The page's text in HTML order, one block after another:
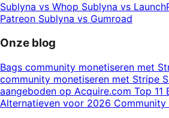
Sublyna vs Whop Sublyna vs
Patreon Sublyna vs Gumroad
Onze blog
Bags community monetiseren met
community monetiseren met Stripe
aangeboden op Acquire.com Top 11
Alternatieven voor 2026